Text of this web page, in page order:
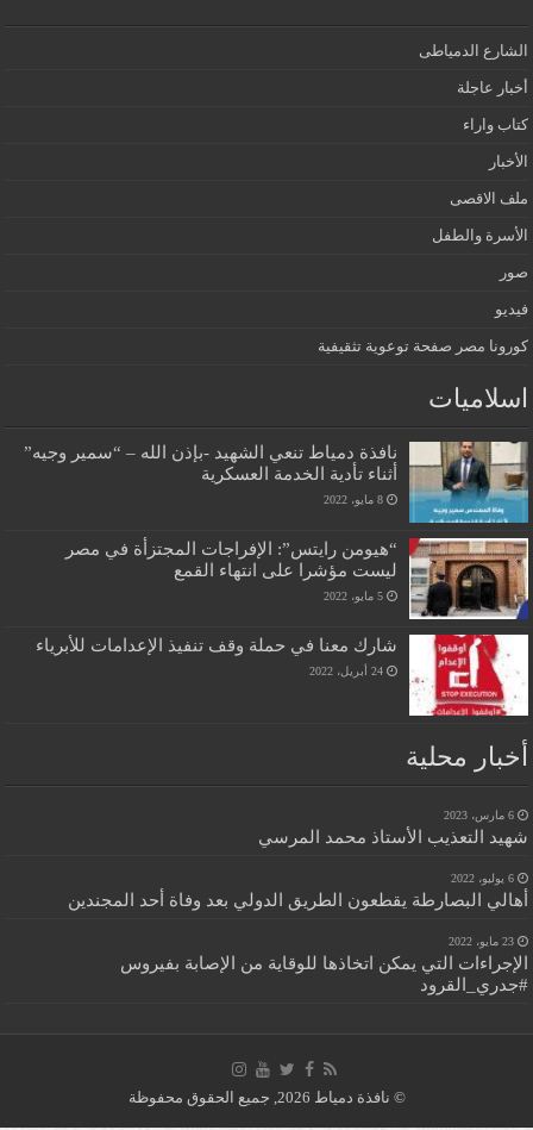
الشارع الدمياطى
أخبار عاجلة
كتاب واراء
الأخبار
ملف الاقصى
الأسرة والطفل
صور
فيديو
كورونا مصر صفحة توعوية تثقيفية
اسلاميات
نافذة دمياط تنعي الشهيد -بإذن الله – “سمير وجيه”
أثناء تأدية الخدمة العسكرية
8 مايو، 2022
“هيومن رايتس”: الإفراجات المجتزأة في مصر
ليست مؤشرا على انتهاء القمع
5 مايو، 2022
شارك معنا في حملة وقف تنفيذ الإعدامات للأبرياء
24 أبريل، 2022
أخبار محلية
6 مارس، 2023
شهيد التعذيب الأستاذ محمد المرسي
6 يوليو، 2022
أهالي البصارطة يقطعون الطريق الدولي بعد وفاة أحد المجندين
23 مايو، 2022
الإجراءات التي يمكن اتخاذها للوقاية من الإصابة بفيروس
#جدري_القرود
© نافذة دمياط 2026, جميع الحقوق محفوظة